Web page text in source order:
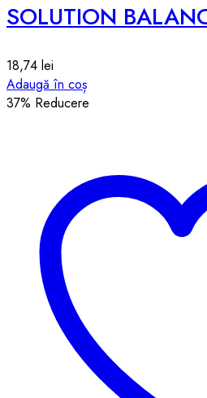
18,74 lei
Adaugă în coș
37% Reducere